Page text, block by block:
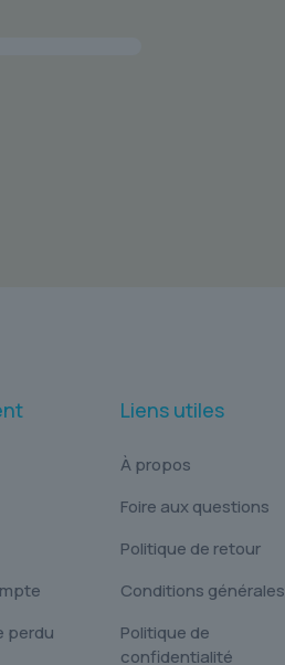
perdu
Liens utiles
À propos
Foire aux questions
Politique de retour
Conditions générales
Politique de
confidentialité